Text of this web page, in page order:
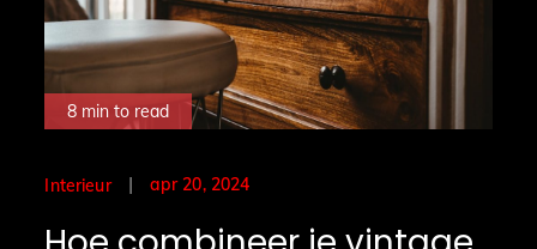
8 min to read
Interieur
Posted
apr 20, 2024